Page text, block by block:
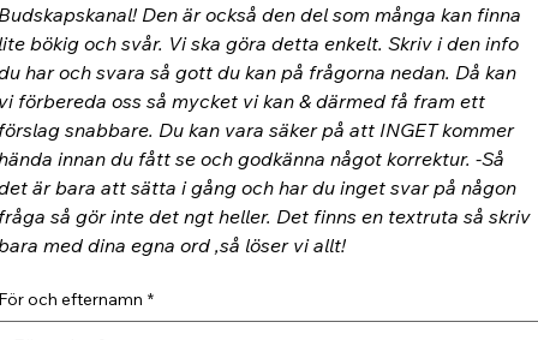
Den är också den del som många kan finna
bökig och svår. Vi ska göra detta enkelt. Skriv i den info
har och svara så gott du kan på frågorna nedan. Då kan
förbereda oss så mycket vi kan & därmed få fram ett
snabbare. Du kan vara säker på att INGET kommer
innan du fått se och godkänna något korrektur. -Så
är bara att sätta i gång och har du inget svar på någon
så gör inte det ngt heller. Det finns en textruta så skriv
med dina egna ord ,så löser vi allt!
och efternamn *